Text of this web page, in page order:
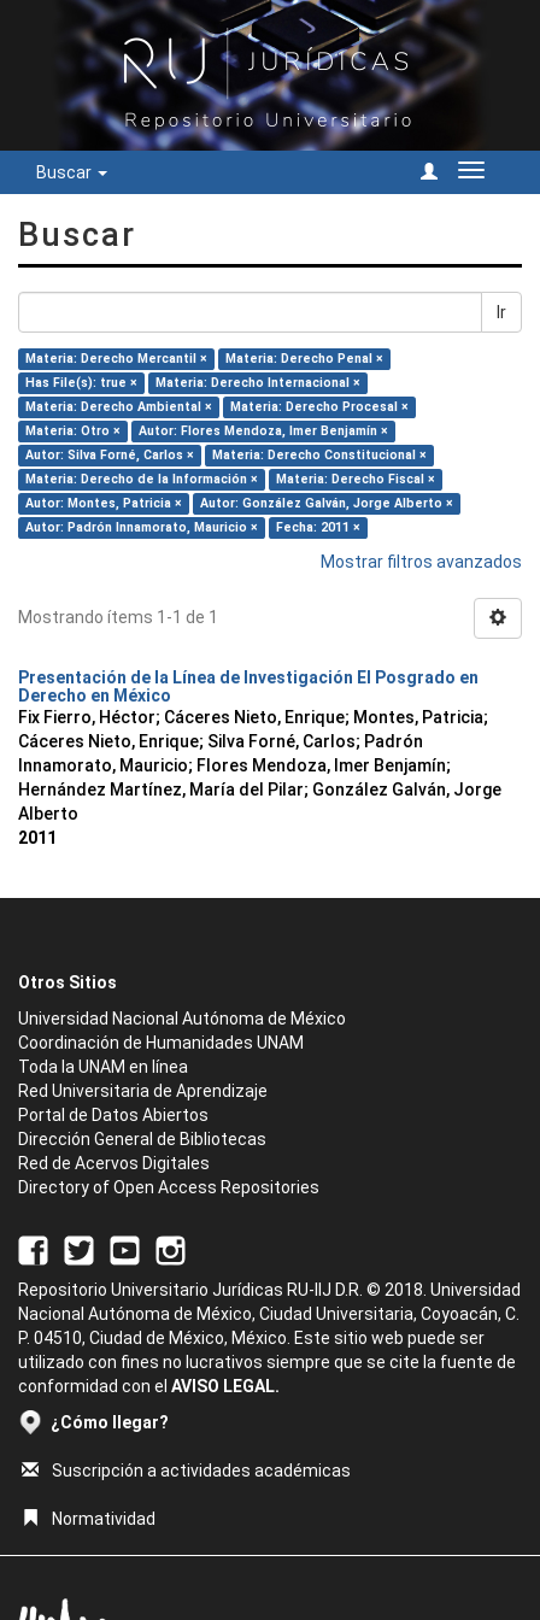
Buscar
Cambiar
Buscar
Ir
Materia: Derecho Mercantil ×
Materia: Derecho Penal ×
Has File(s): true ×
Materia: Derecho Internacional ×
Materia: Derecho Ambiental ×
Materia: Derecho Procesal ×
Materia: Otro ×
Autor: Flores Mendoza, Imer Benjamín ×
Autor: Silva Forné, Carlos ×
Materia: Derecho Constitucional ×
Materia: Derecho de la Información ×
Materia: Derecho Fiscal ×
Autor: Montes, Patricia ×
Autor: González Galván, Jorge Alberto ×
Autor: Padrón Innamorato, Mauricio ×
Fecha: 2011 ×
Mostrar filtros avanzados
Mostrando ítems 1-1 de 1
Presentación de la Línea de Investigación El Posgrado en
Derecho en México
Fix Fierro, Héctor; Cáceres Nieto, Enrique; Montes, Patricia;
Cáceres Nieto, Enrique; Silva Forné, Carlos; Padrón
Innamorato, Mauricio; Flores Mendoza, Imer Benjamín;
Hernández Martínez, María del Pilar; González Galván, Jorge
Alberto
2011
Otros Sitios
Universidad Nacional Autónoma de México
Coordinación de Humanidades UNAM
Toda la UNAM en línea
Red Universitaria de Aprendizaje
Portal de Datos Abiertos
Dirección General de Bibliotecas
Red de Acervos Digitales
Directory of Open Access Repositories
Repositorio Universitario Jurídicas RU-IIJ D.R. © 2018. Universidad
Nacional Autónoma de México, Ciudad Universitaria, Coyoacán, C.
P. 04510, Ciudad de México, México. Este sitio web puede ser
utilizado con fines no lucrativos siempre que se cite la fuente de
conformidad con el AVISO LEGAL.
¿Cómo llegar?
Suscripción a actividades académicas
Normatividad